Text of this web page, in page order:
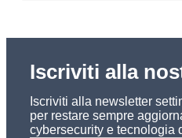
Iscriviti alla
Iscriviti alla newsletter
per restare sempre
cybersecurity e tecnologia